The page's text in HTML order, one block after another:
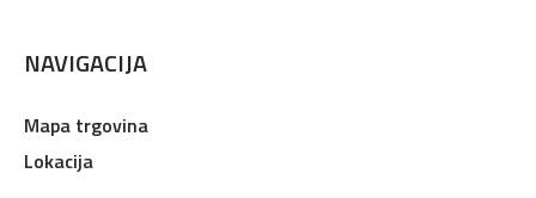
NAVIGACIJA
Mapa trgovina
Lokacija